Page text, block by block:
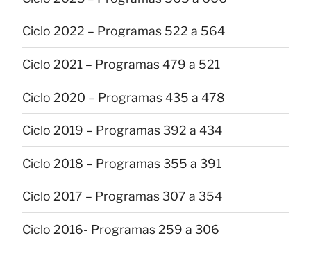
Ciclo 2022 – Programas 522 a 564
Ciclo 2021 – Programas 479 a 521
Ciclo 2020 – Programas 435 a 478
Ciclo 2019 – Programas 392 a 434
Ciclo 2018 – Programas 355 a 391
Ciclo 2017 – Programas 307 a 354
Ciclo 2016- Programas 259 a 306